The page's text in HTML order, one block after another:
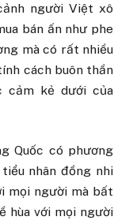
người Việt xô
bán ấn như phe
mà có rất nhiều
cách buôn thần
cảm kẻ dưới của
Quốc có phương
nhân đồng nhi
mọi người mà bất
hùa với mọi người